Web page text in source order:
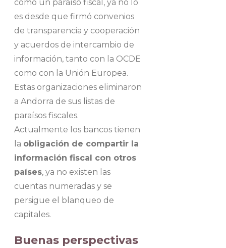
como un paraíso fiscal, ya no lo
es desde que firmó convenios
de transparencia y cooperación
y acuerdos de intercambio de
información, tanto con la OCDE
como con la Unión Europea.
Estas organizaciones eliminaron
a Andorra de sus listas de
paraísos fiscales.
Actualmente los bancos tienen
la obligación de compartir la
información fiscal con otros
países, ya no existen las
cuentas numeradas y se
persigue el blanqueo de
capitales.
Buenas perspectivas